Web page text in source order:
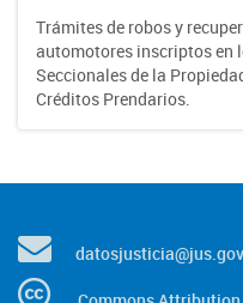
Trámites de robos y
automotores inscriptos en
Seccionales de la
Créditos Prendarios.